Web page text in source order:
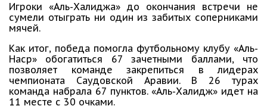
Игроки «Аль-Халиджа» до окончания встречи не
сумели отыграть ни один из забитых соперниками
мячей.
Как итог, победа помогла футбольному клубу «Аль-
Наср» обогатиться 67 зачетными баллами, что
позволяет команде закрепиться в лидерах
чемпионата Саудовской Аравии. В 26 турах
команда набрала 67 пунктов. «Аль-Халидж» идет на
11 месте с 30 очками.